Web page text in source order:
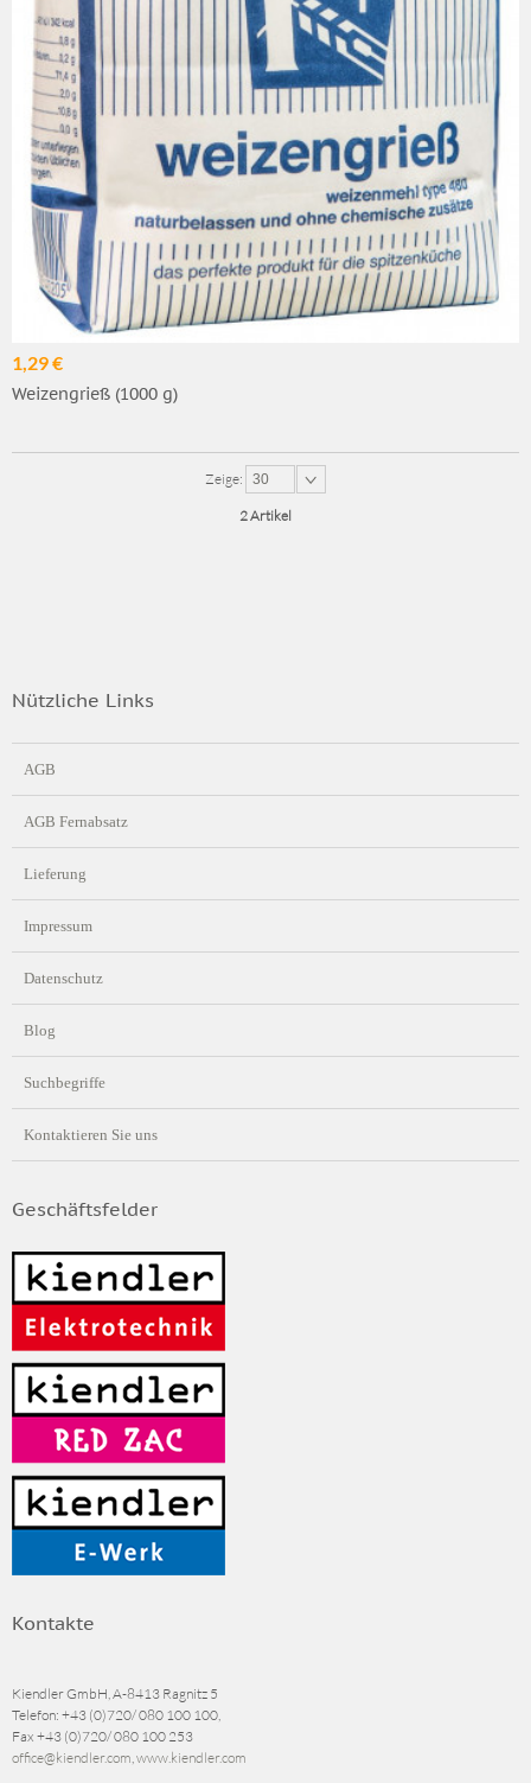
1,29 €
Weizengrieß (1000 g)
Zeige: 30
2 Artikel
Nützliche Links
AGB
AGB Fernabsatz
Lieferung
Impressum
Datenschutz
Blog
Suchbegriffe
Kontaktieren Sie uns
Geschäftsfelder
Kontakte
Kiendler GmbH, A-8413 Ragnitz 5
Telefon: +43 (0)720/ 080 100 100
Fax +43 (0)720/ 080 100 253
office@kiendler.com www.kiendler.com